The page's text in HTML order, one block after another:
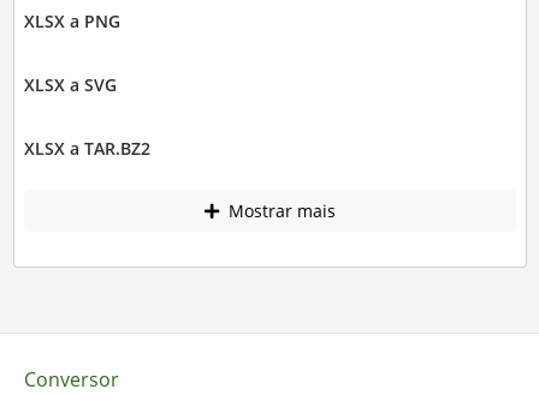
XLSX a PNG
XLSX a SVG
XLSX a TAR.BZ2
Mostrar mais
Conversor